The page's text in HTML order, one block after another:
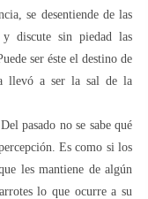
se desentiende de las
y discute sin piedad las
ser éste el destino de
llevó a ser la sal de la
pasado no se sabe qué
Es como si los
les mantiene de algún
lo que ocurre a su